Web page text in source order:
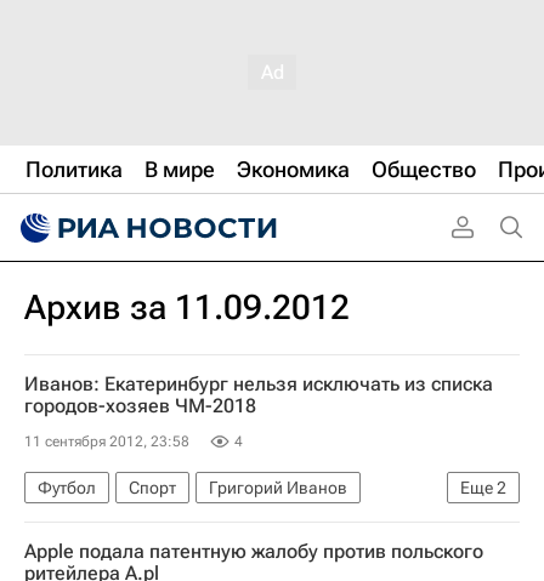
Политика В мире Экономика Общество
Архив за 11.09.2012
Иванов: Екатеринбург нельзя исключать из списка
городов-хозяев ЧМ-2018
11 сентября 2012, 23:58 4
Еще2
Футбол Спорт
Григорий Иванов
Окончательный список городов, которые примут матчи ЧМ-2018, объявлен 29 сентября
Чемпионат мира по футболу 2018
Apple подала патентную жалобу против польского
ритейлера A.pl